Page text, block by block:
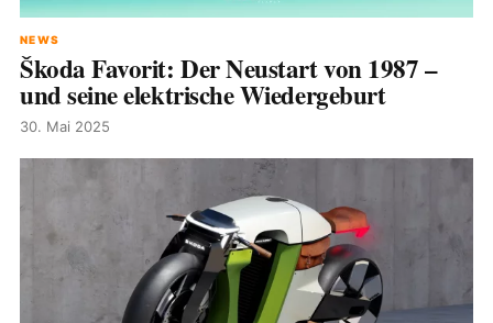
NEWS
Škoda Favorit: Der Neustart von 1987 –
und seine elektrische Wiedergeburt
30. Mai 2025